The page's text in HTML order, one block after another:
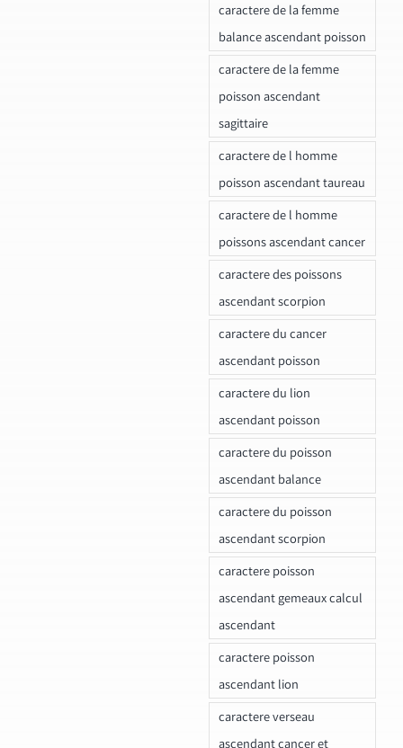
caractere de la femme
balance ascendant poisson
caractere de la femme
poisson ascendant
sagittaire
caractere de l homme
poisson ascendant taureau
caractere de l homme
poissons ascendant cancer
caractere des poissons
ascendant scorpion
caractere du cancer
ascendant poisson
caractere du lion
ascendant poisson
caractere du poisson
ascendant balance
caractere du poisson
ascendant scorpion
caractere poisson
ascendant gemeaux calcul
ascendant
caractere poisson
ascendant lion
caractere verseau
ascendant cancer et